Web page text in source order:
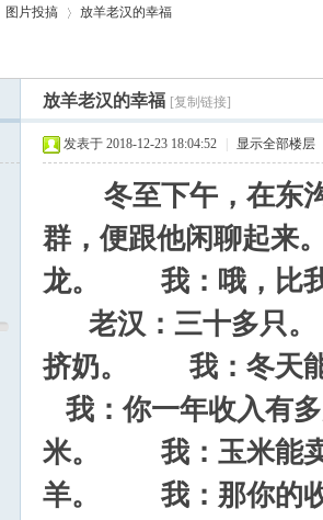
图片投搞
›
放羊老汉的幸福
放羊老汉的幸福 [复制链接]
发表于 2018-12-23 18:04:52 显示全部楼层
冬至下午，在东沟
群，便跟他闲聊起来
龙。
我：哦，比我
老汉：三十多只。
挤奶。
我：冬天能
我：你一年收入有
米。
我：玉米能
羊。
我：那你的收